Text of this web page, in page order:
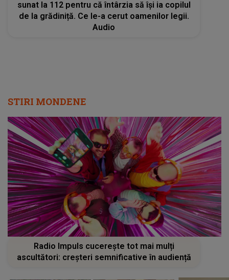
sunat la 112 pentru că întârzia să își ia copilul
de la grădiniță. Ce le-a cerut oamenilor legii.
Audio
STIRI MONDENE
Radio Impuls cucerește tot mai mulți
ascultători: creșteri semnificative în audiență